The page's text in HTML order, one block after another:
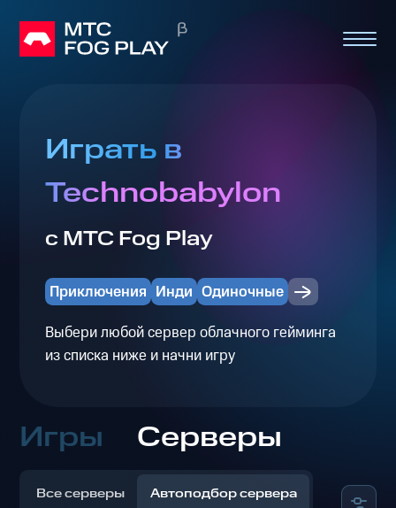
Играть в
Technobabylon
с МТС Fog Play
Приключения Инди Одиночные
Выбери любой сервер облачного гейминга
из списка ниже и начни игру
Игры Серверы
Все серверы Автоподбор сервера